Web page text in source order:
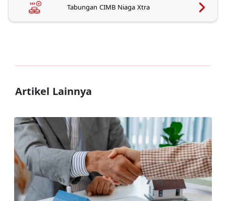
Tabungan CIMB Niaga Xtra
Artikel Lainnya